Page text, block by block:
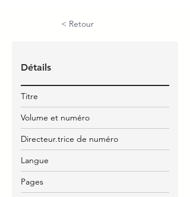
< Retour
Détails
Titre
Volume et numéro
Directeur.trice de numéro
Langue
Pages